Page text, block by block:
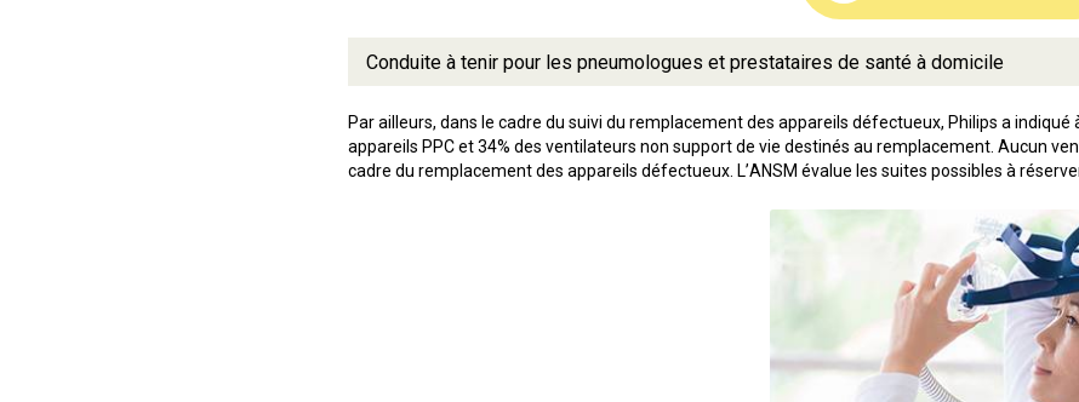
Conduite à tenir pour les pneumologues et prestataires de santé à domicile
Par ailleurs, dans le cadre du suivi du remplacement des appareils défectueux, Philips a indiqué
appareils PPC et 34% des ventilateurs non support de vie destinés au remplacement. Aucun
cadre du remplacement des appareils défectueux. L’ANSM évalue les suites possibles à